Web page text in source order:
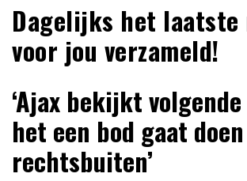
Dagelijks het laatste
voor jou verzameld!
‘Ajax bekijkt
het een bod gaat
rechtsbuiten’